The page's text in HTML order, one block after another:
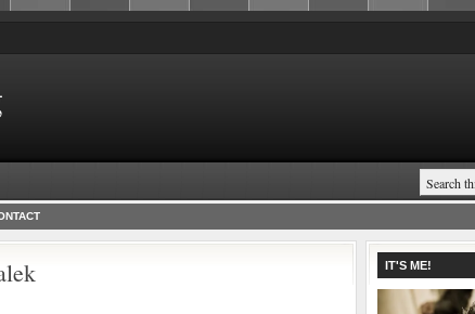
IT'S ME!